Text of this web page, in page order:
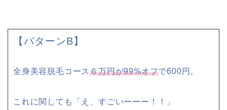
【パターンB】
全身美容脱毛コース６万円が99%オフで600円。
これに関しても 「え、すごいーーー！！」